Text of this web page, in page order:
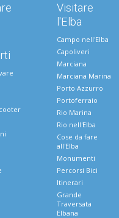
Visitare
l'Elba
Campo nell'Elba
Capoliveri
Marciana
Marciana Marina
Porto Azzurro
Portoferraio
Rio Marina
Rio nell'Elba
Cose da fare
all'Elba
Monumenti
Percorsi Bici
Itinerari
Grande
Traversata
Elbana